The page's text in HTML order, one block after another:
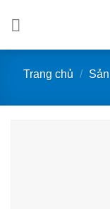
Trang chủ /